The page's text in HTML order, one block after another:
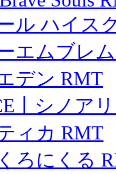
ル ハイス
エムブレ
デン RMT
丨シノア
ィカ RMT
ろにくる